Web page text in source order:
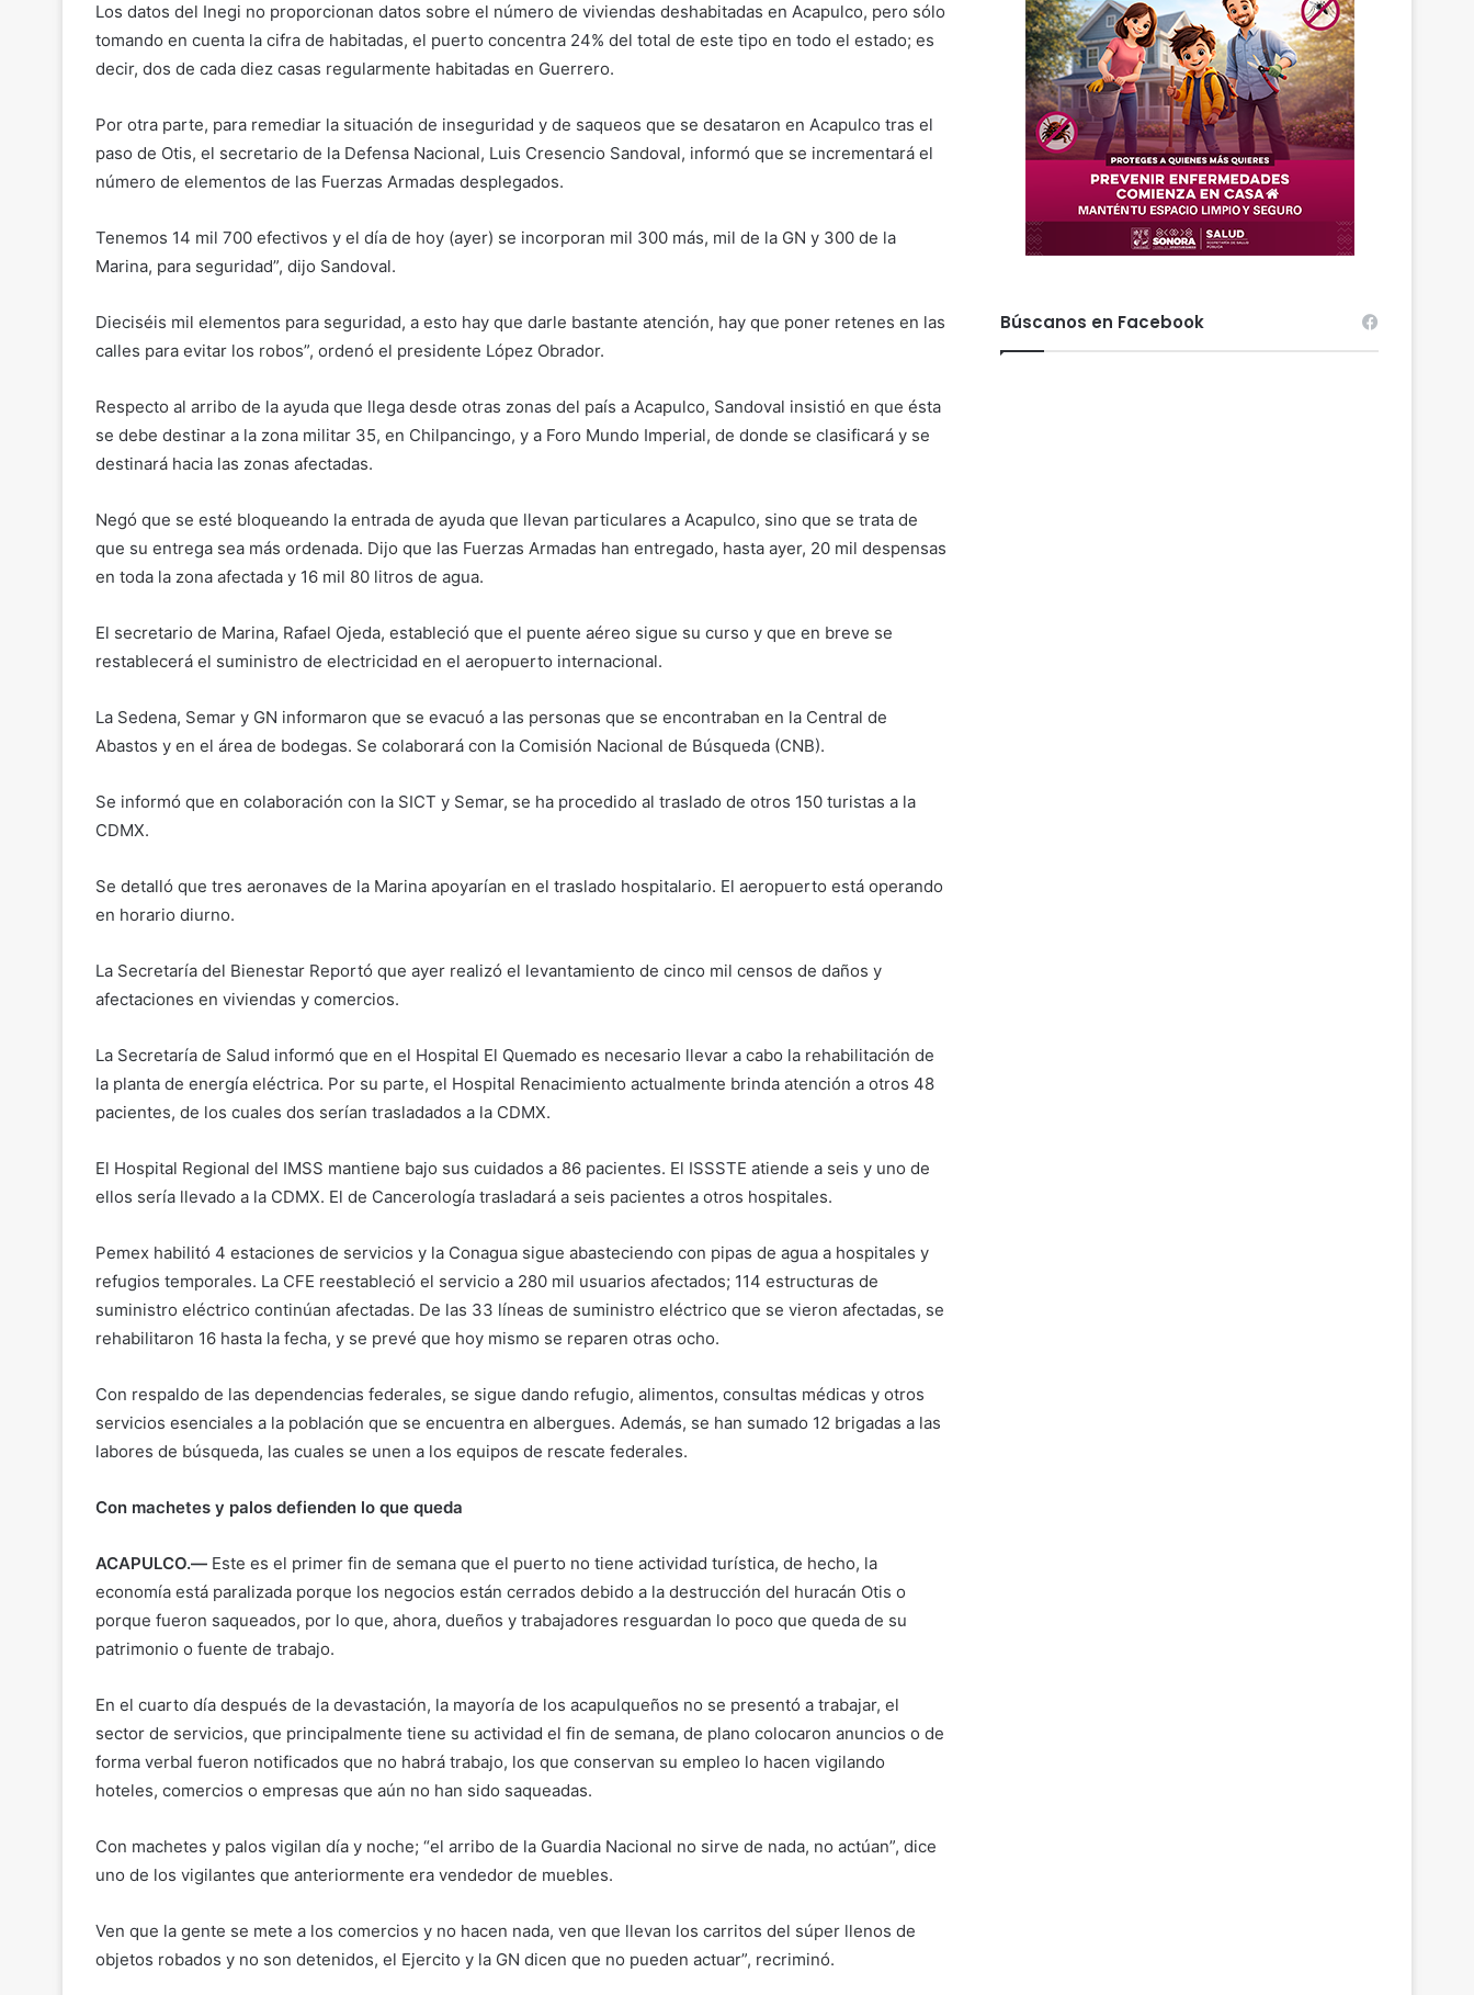
Los datos del Inegi no proporcionan datos sobre el número de viviendas deshabitadas en Acapulco, pero sólo
tomando en cuenta la cifra de habitadas, el puerto concentra 24% del total de este tipo en todo el estado; es
decir, dos de cada diez casas regularmente habitadas en Guerrero.
Por otra parte, para remediar la situación de inseguridad y de saqueos que se desataron en Acapulco tras el
paso de Otis, el secretario de la Defensa Nacional, Luis Cresencio Sandoval, informó que se incrementará el
número de elementos de las Fuerzas Armadas desplegados.
Tenemos 14 mil 700 efectivos y el día de hoy (ayer) se incorporan mil 300 más, mil de la GN y 300 de la
Marina, para seguridad”, dijo Sandoval.
Dieciséis mil elementos para seguridad, a esto hay que darle bastante atención, hay que poner retenes en las
calles para evitar los robos”, ordenó el presidente López Obrador.
Respecto al arribo de la ayuda que llega desde otras zonas del país a Acapulco, Sandoval insistió en que ésta
se debe destinar a la zona militar 35, en Chilpancingo, y a Foro Mundo Imperial, de donde se clasificará y se
destinará hacia las zonas afectadas.
Negó que se esté bloqueando la entrada de ayuda que llevan particulares a Acapulco, sino que se trata de
que su entrega sea más ordenada. Dijo que las Fuerzas Armadas han entregado, hasta ayer, 20 mil despensas
en toda la zona afectada y 16 mil 80 litros de agua.
El secretario de Marina, Rafael Ojeda, estableció que el puente aéreo sigue su curso y que en breve se
restablecerá el suministro de electricidad en el aeropuerto internacional.
La Sedena, Semar y GN informaron que se evacuó a las personas que se encontraban en la Central de
Abastos y en el área de bodegas. Se colaborará con la Comisión Nacional de Búsqueda (CNB).
Se informó que en colaboración con la SICT y Semar, se ha procedido al traslado de otros 150 turistas a la
CDMX.
Se detalló que tres aeronaves de la Marina apoyarían en el traslado hospitalario. El aeropuerto está operando
en horario diurno.
La Secretaría del Bienestar Reportó que ayer realizó el levantamiento de cinco mil censos de daños y
afectaciones en viviendas y comercios.
La Secretaría de Salud informó que en el Hospital El Quemado es necesario llevar a cabo la rehabilitación de
la planta de energía eléctrica. Por su parte, el Hospital Renacimiento actualmente brinda atención a otros 48
pacientes, de los cuales dos serían trasladados a la CDMX.
El Hospital Regional del IMSS mantiene bajo sus cuidados a 86 pacientes. El ISSSTE atiende a seis y uno de
ellos sería llevado a la CDMX. El de Cancerología trasladará a seis pacientes a otros hospitales.
Pemex habilitó 4 estaciones de servicios y la Conagua sigue abasteciendo con pipas de agua a hospitales y
refugios temporales. La CFE reestableció el servicio a 280 mil usuarios afectados; 114 estructuras de
suministro eléctrico continúan afectadas. De las 33 líneas de suministro eléctrico que se vieron afectadas, se
rehabilitaron 16 hasta la fecha, y se prevé que hoy mismo se reparen otras ocho.
Con respaldo de las dependencias federales, se sigue dando refugio, alimentos, consultas médicas y otros
servicios esenciales a la población que se encuentra en albergues. Además, se han sumado 12 brigadas a las
labores de búsqueda, las cuales se unen a los equipos de rescate federales.
Con machetes y palos defienden lo que queda
ACAPULCO.— Este es el primer fin de semana que el puerto no tiene actividad turística, de hecho, la
economía está paralizada porque los negocios están cerrados debido a la destrucción del huracán Otis o
porque fueron saqueados, por lo que, ahora, dueños y trabajadores resguardan lo poco que queda de su
patrimonio o fuente de trabajo.
En el cuarto día después de la devastación, la mayoría de los acapulqueños no se presentó a trabajar, el
sector de servicios, que principalmente tiene su actividad el fin de semana, de plano colocaron anuncios o de
forma verbal fueron notificados que no habrá trabajo, los que conservan su empleo lo hacen vigilando
hoteles, comercios o empresas que aún no han sido saqueadas.
Con machetes y palos vigilan día y noche; “el arribo de la Guardia Nacional no sirve de nada, no actúan”, dice
uno de los vigilantes que anteriormente era vendedor de muebles.
Ven que la gente se mete a los comercios y no hacen nada, ven que llevan los carritos del súper llenos de
objetos robados y no son detenidos, el Ejercito y la GN dicen que no pueden actuar”, recriminó.
Búscanos en Facebook